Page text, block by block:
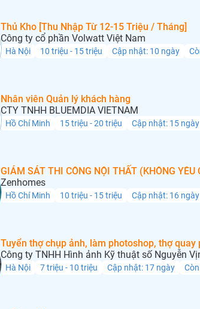
Thủ Kho [Thu Nhập Từ 12-15 Triệu / Tháng]
Công ty cổ phần Volwatt Việt Nam
Hà Nội 10 triệu - 15 triệu Cập nhật: 10 ngày
Nhân viên Quản lý khách hàng
CTY TNHH BLUEMDIA VIETNAM
Hồ Chí Minh 15 triệu - 20 triệu Cập nhật: 15 ngày
GIÁM SÁT THI CÔNG NỘI THẤT (KHÔNG YÊU
Zenhomes
Hồ Chí Minh 10 triệu - 15 triệu Cập nhật: 16 ngày
Tuyển thợ chụp ảnh, làm photoshop, thợ
Công ty TNHH Hình ảnh Kỹ thuật số Nguyễn
Hà Nội 7 triệu - 10 triệu Cập nhật: 17 ngày